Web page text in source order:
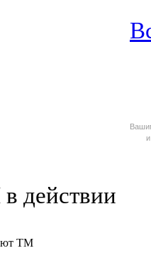
действии
ТМ